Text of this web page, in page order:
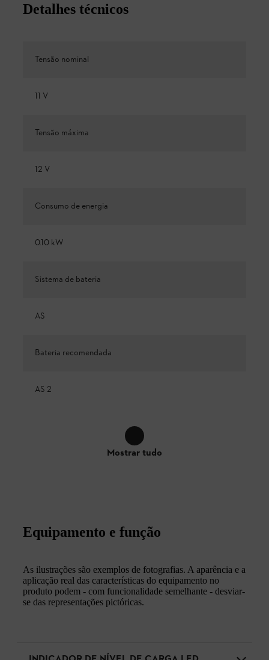
Detalhes técnicos
Tensão nominal
11 V
Tensão máxima
12 V
Consumo de energia
0.10 kW
Sistema de bateria
AS
Bateria recomendada
AS 2
Mostrar tudo
Equipamento e função
As ilustrações são exemplos de fotografias. A aparência e a
aplicação real das características do equipamento no
produto podem - com funcionalidade semelhante - desviar-
se das representações pictóricas.